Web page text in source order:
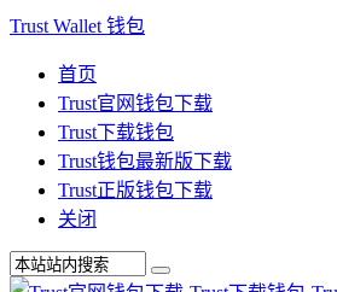
Trust Wallet 钱包
首页
Trust官网钱包下载
Trust下载钱包
Trust钱包最新版下载
Trust正版钱包下载
关闭